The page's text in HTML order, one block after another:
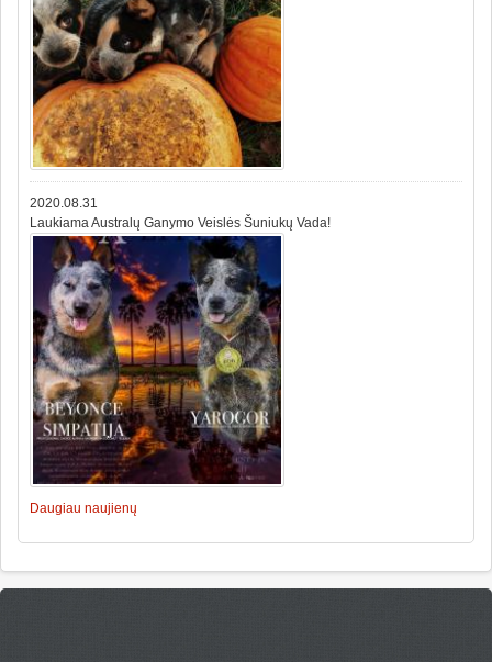
2020.08.31
Laukiama Australų Ganymo Veislės Šuniukų Vada!
Daugiau naujienų